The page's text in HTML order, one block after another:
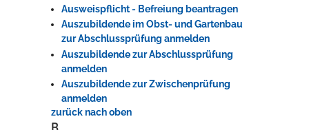
Ausweispflicht - Befreiung beantragen
Auszubildende im Obst- und Gartenbau
zur Abschlussprüfung anmelden
Auszubildende zur Abschlussprüfung
anmelden
Auszubildende zur Zwischenprüfung
anmelden
zurück nach oben